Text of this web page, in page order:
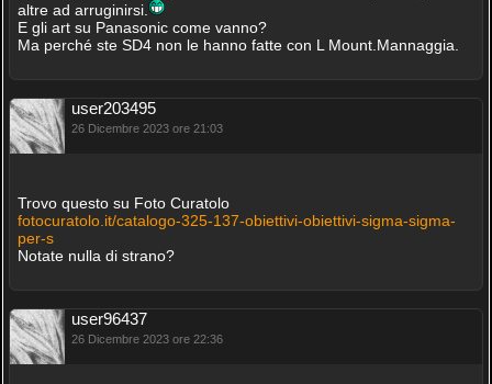
altre ad arruginirsi.
E gli art su Panasonic come vanno?
Ma perché ste SD4 non le hanno fatte con L Mount.Mannaggia.
user203495
26 Dicembre 2023 ore 21:03
Trovo questo su Foto Curatolo
fotocuratolo.it/catalogo-325-137-obiettivi-obiettivi-sigma-sigma-
per-s
Notate nulla di strano?
user96437
26 Dicembre 2023 ore 22:36